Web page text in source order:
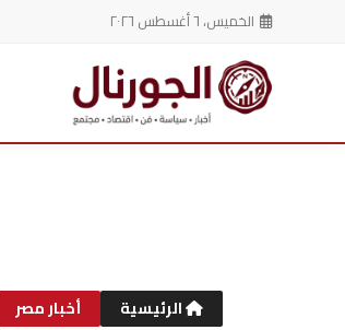
الخميس، ٦ أغسطس ٢٠٢٦
الرئيسية أخبار مصر